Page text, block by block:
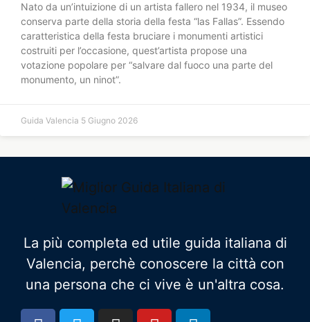
Nato da un’intuizione di un artista fallero nel 1934, il museo
conserva parte della storia della festa “las Fallas”. Essendo
caratteristica della festa bruciare i monumenti artistici
costruiti per l’occasione, quest’artista propose una
votazione popolare per “salvare dal fuoco una parte del
monumento, un ninot”.
Guida Valencia 5 Giugno 2026
La più completa ed utile guida italiana di
Valencia, perchè conoscere la città con
una persona che ci vive è un'altra cosa.